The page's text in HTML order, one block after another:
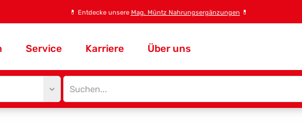
💊 Entdecke unsere Mag. Müntz Nahrungsergänzungen 💊
Service Karriere Über uns
Site
search